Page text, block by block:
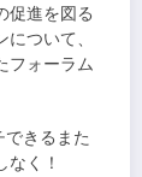
促進を図る
ついて、
フォーラム
きるまた
く！